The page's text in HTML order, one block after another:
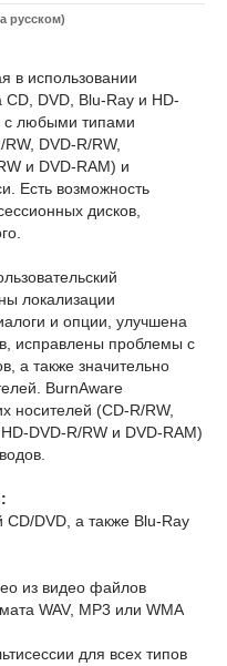
русском)
в использовании
DVD, Blu-Ray и HD-
с любыми типами
DVD-R/RW,
и DVD-RAM) и
Есть возможность
дисков,
локализации
и опции, улучшена
исправлены проблемы с
а также значительно
BurnAware
носителей (CD-R/RW,
DVD-R/RW и DVD-RAM)
DVD, а также Blu-Ray
из видео файлов
WAV, MP3 или WMA
для всех типов